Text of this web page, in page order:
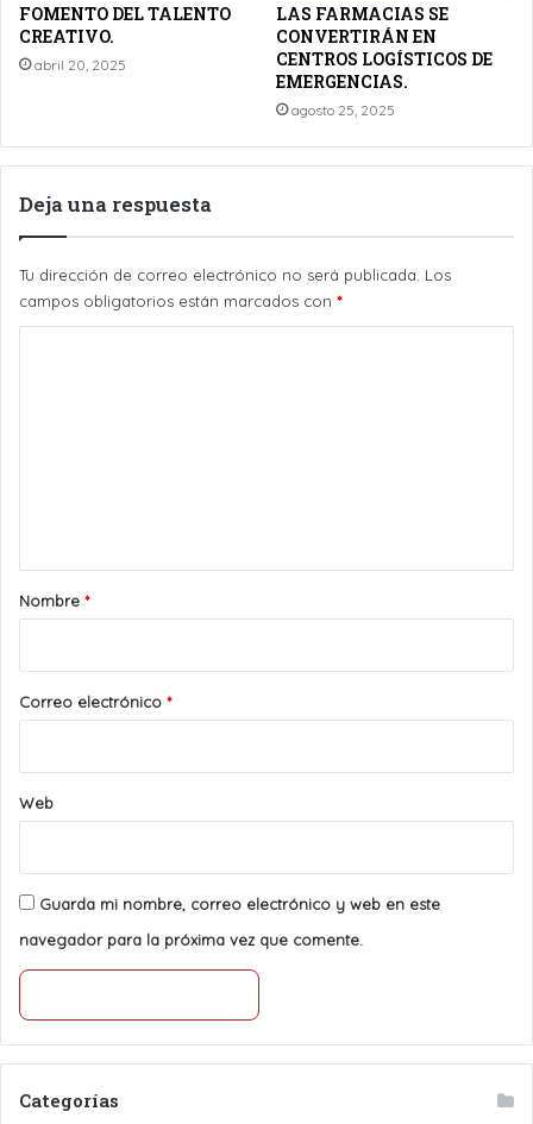
FOMENTO DEL TALENTO
CREATIVO.
abril 20, 2025
LAS FARMACIAS SE
CONVERTIRÁN EN
CENTROS LOGÍSTICOS DE
EMERGENCIAS.
agosto 25, 2025
Deja una respuesta
Tu dirección de correo electrónico no será publicada. Los
campos obligatorios están marcados con *
r
*
Nombre *
Correo electrónico *
Web
Guarda mi nombre, correo electrónico y web en este
navegador para la próxima vez que comente.
Categorías